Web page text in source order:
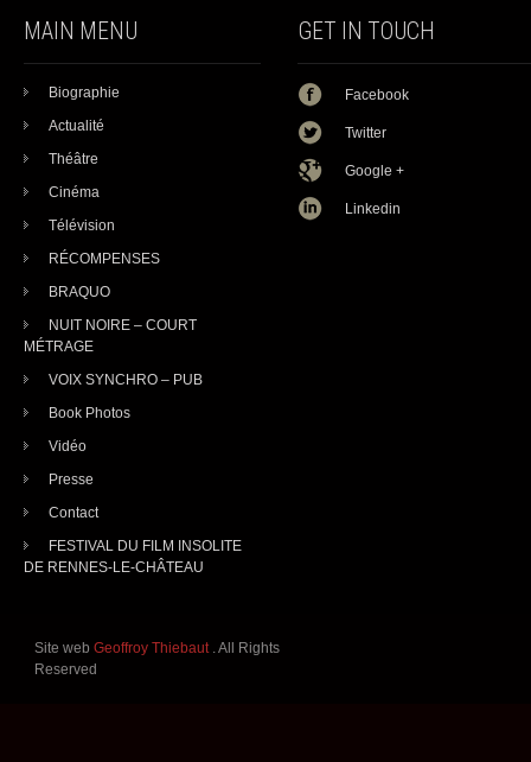
MAIN MENU
Biographie
Actualité
Théâtre
Cinéma
Télévision
RÉCOMPENSES
BRAQUO
NUIT NOIRE – COURT
MÉTRAGE
VOIX SYNCHRO – PUB
Book Photos
Vidéo
Presse
Contact
FESTIVAL DU FILM INSOLITE
DE RENNES-LE-CHÂTEAU
GET IN TOUCH
Facebook
Twitter
Google +
Linkedin
Site webGeoffroy Thiebaut . All Rights
Reserved